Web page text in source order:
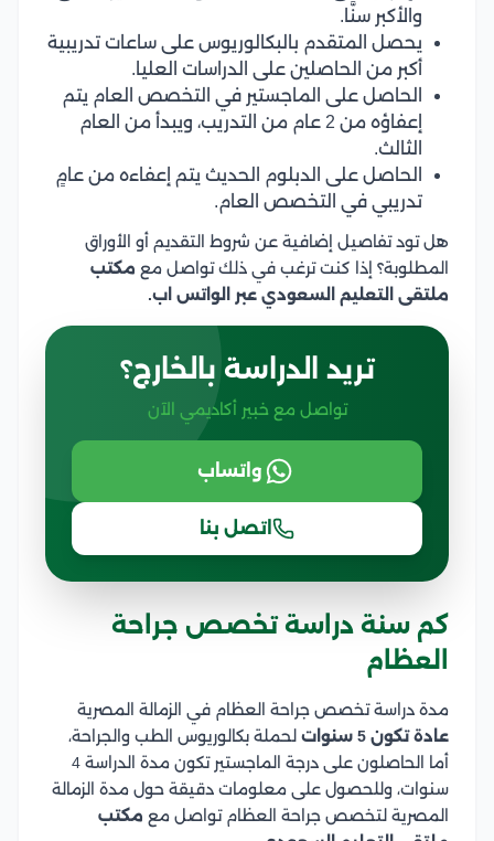
والأكبر سنًّا.
يحصل المتقدم بالبكالوريوس على ساعات تدريبية
أكبر من الحاصلين على الدراسات العليا.
الحاصل على الماجستير في التخصص العام يتم
إعفاؤه من 2 عام من التدريب، ويبدأ من العام
الثالث.
الحاصل على الدبلوم الحديث يتم إعفاءه من عامٍ
تدريبي في التخصص العام.
هل تود تفاصيل إضافية عن شروط التقديم أو الأوراق
المطلوبة؟ إذا كنت ترغب في ذلك تواصل مع مكتب
ملتقى التعليم السعودي عبر الواتس اب.
تريد الدراسة بالخارج؟
تواصل مع خبير أكاديمي الآن
واتساب
اتصل بنا
كم سنة دراسة تخصص جراحة
العظام
مدة دراسة تخصص جراحة العظام في الزمالة المصرية
عادة تكون 5 سنوات
لحملة بكالوريوس الطب والجراحة،
أما الحاصلون على درجة الماجستير تكون مدة الدراسة 4
سنوات، وللحصول على معلومات دقيقة حول مدة الزمالة
المصرية لتخصص جراحة العظام تواصل مع مكتب